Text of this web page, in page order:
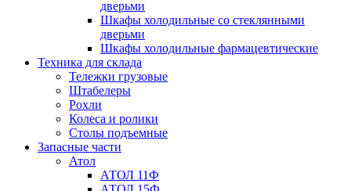
дверьми
Шкафы холодильные со стеклянными
дверьми
Шкафы холодильные фармацевтические
Техника для склада
Тележки грузовые
Штабелеры
Рохли
Колеса и ролики
Столы подъемные
Запасные части
Атол
АТОЛ 11Ф